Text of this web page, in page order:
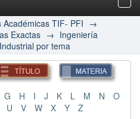
Académicas TIF- PFI →
Exactas → Ingeniería
por tema
G H I J K L M N
O
U V W X Y
Z